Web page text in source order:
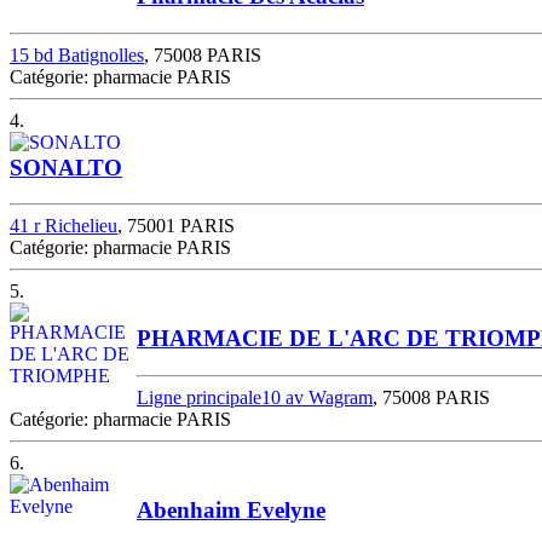
15 bd Batignolles, 75008 PARIS
Catégorie: pharmacie PARIS
4.
SONALTO
41 r Richelieu, 75001 PARIS
Catégorie: pharmacie PARIS
5.
PHARMACIE DE L'ARC DE
Ligne principale10 av Wagram, 75008 PARIS
Catégorie: pharmacie PARIS
6.
Abenhaim Evelyne